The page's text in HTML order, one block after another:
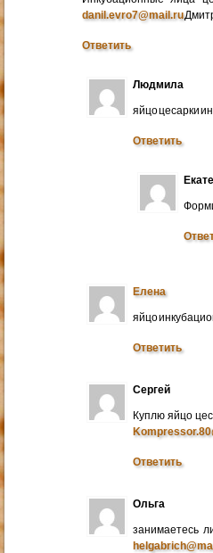
danil.evro7@mail.ru
Ответить
Людмила
яйцо цесарки
Ответить
Елена
яйцо
Ответить
Сергей
Куплю яйцо
Ответить
Ольга
занимаетесь